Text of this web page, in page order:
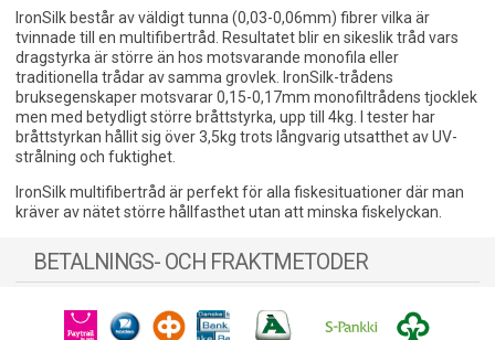
IronSilk består av väldigt tunna (0,03-0,06mm) fibrer vilka är
tvinnade till en multifibertråd. Resultatet blir en sikeslik tråd vars
dragstyrka är större än hos motsvarande monofila eller
traditionella trådar av samma grovlek. IronSilk-trådens
bruksegenskaper motsvarar 0,15-0,17mm monofiltrådens tjocklek
men med betydligt större bråttstyrka, upp till 4kg. I tester har
bråttstyrkan hållit sig över 3,5kg trots långvarig utsatthet av UV-
strålning och fuktighet.
IronSilk multifibertråd är perfekt för alla fiskesituationer där man
kräver av nätet större hållfasthet utan att minska fiskelyckan.
BETALNINGS- OCH FRAKTMETODER